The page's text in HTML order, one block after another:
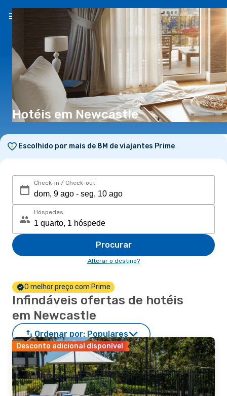
PT(€)
Hotéis em Newcastle
Escolhido por mais de 8M de viajantes Prime
Check-in / Check-out
Hóspedes
Procurar
Alterar o destino?
O melhor preço com Prime
Infindáveis ofertas de hotéis
em Newcastle
Ordenar por: Populares
Desconto adicional disponível